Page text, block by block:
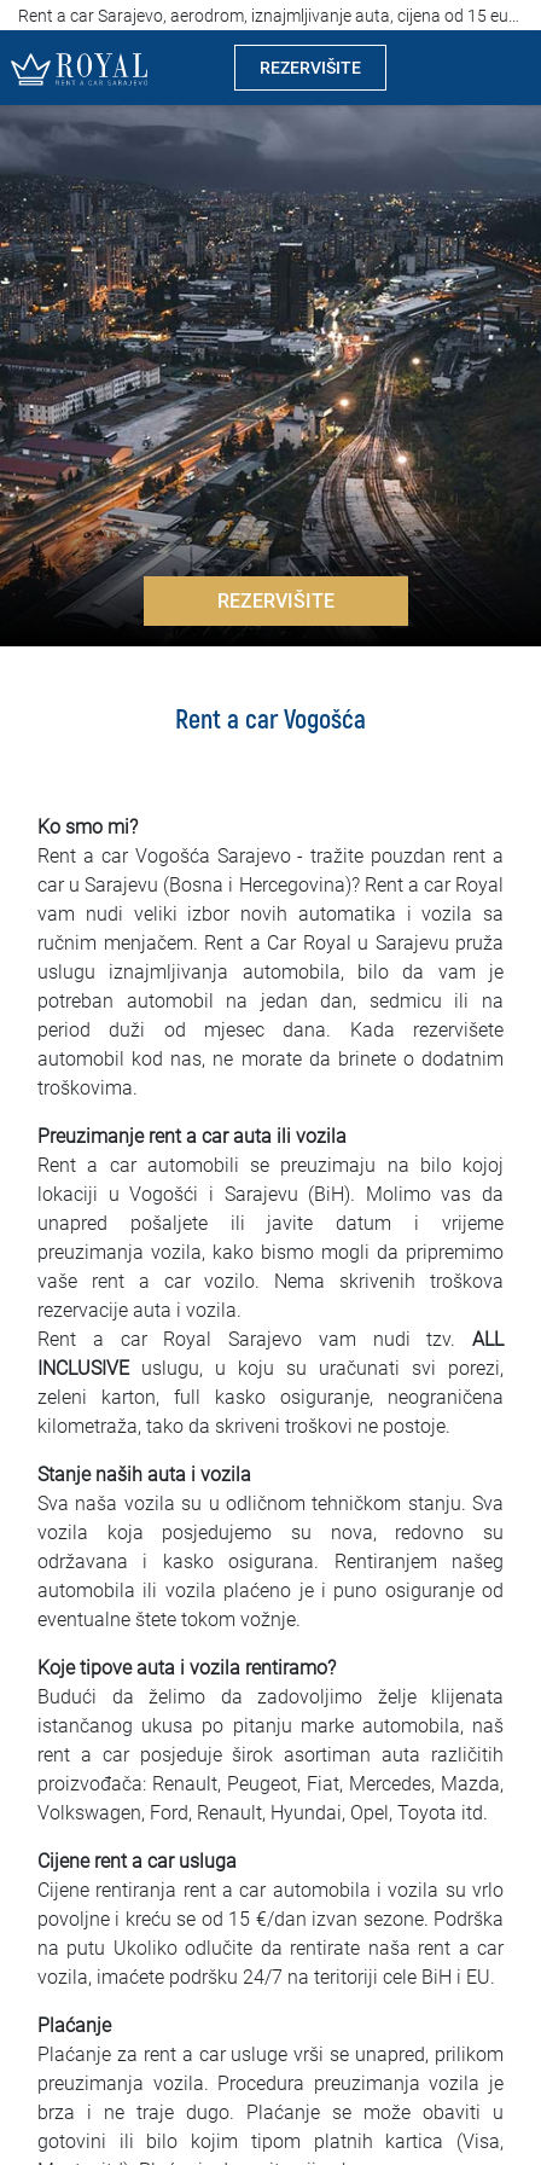
REZERVIŠITE
Rent a car Sarajevo
Kompanija
Izdvajamo
Lokacije
Iznajmljivanje vozila
Cijene
Uslovi najma
Najčešća pitanja
Blog
REZERVIŠITE
Rent a car Vogošća
Ko smo mi?
Rent a car Vogošća Sarajevo - tražite pouzdan rent a
car u Sarajevu (Bosna i Hercegovina)? Rent a car Royal
vam nudi veliki izbor novih automatika i vozila sa
ručnim menjačem. Rent a Car Royal u Sarajevu pruža
uslugu iznajmljivanja automobila, bilo da vam je
potreban automobil na jedan dan, sedmicu ili na
period duži od mjesec dana. Kada rezervišete
automobil kod nas, ne morate da brinete o dodatnim
troškovima.
Preuzimanje rent a car auta ili vozila
Rent a car automobili se preuzimaju na bilo kojoj
lokaciji u Vogošći i Sarajevu (BiH). Molimo vas da
unapred pošaljete ili javite datum i vrijeme
preuzimanja vozila, kako bismo mogli da pripremimo
vaše rent a car vozilo. Nema skrivenih troškova
rezervacije auta i vozila.
Rent a car Royal Sarajevo vam nudi tzv. ALL
INCLUSIVEuslugu, u koju su uračunati svi porezi,
zeleni karton, full kasko osiguranje, neograničena
kilometraža, tako da skriveni troškovi ne postoje.
Stanje naših auta i vozila
Sva naša vozila su u odličnom tehničkom stanju. Sva
vozila koja posjedujemo su nova, redovno su
održavana i kasko osigurana. Rentiranjem našeg
automobila ili vozila plaćeno je i puno osiguranje od
eventualne štete tokom vožnje.
Koje tipove auta i vozila rentiramo?
Budući da želimo da zadovoljimo želje klijenata
istančanog ukusa po pitanju marke automobila, naš
rent a car posjeduje širok asortiman auta različitih
proizvođača: Renault, Peugeot, Fiat, Mercedes, Mazda,
Volkswagen, Ford, Renault, Hyundai, Opel, Toyota itd.
Cijene rent a car usluga
Cijene rentiranja rent a car automobila i vozila su vrlo
povoljne i kreću se od 15 €/dan izvan sezone. Podrška
na putu Ukoliko odlučite da rentirate naša rent a car
vozila, imaćete podršku 24/7 na teritoriji cele BiH i EU.
Plaćanje
Plaćanje za rent a car usluge vrši se unapred, prilikom
preuzimanja vozila. Procedura preuzimanja vozila je
brza i ne traje dugo. Plaćanje se može obaviti u
gotovini ili bilo kojim tipom platnih kartica (Visa,